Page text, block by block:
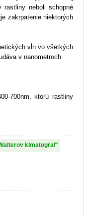
rastliny neboli schopné
zakrpatenie niektorých
vĺn vo všetkých
v nanometroch.
700nm, ktorú rastliny
klmatograf